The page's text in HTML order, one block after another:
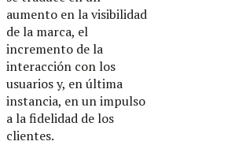
aumento en la visibilidad
de la marca, el
incremento de la
interacción con los
usuarios y, en última
instancia, en un impulso
a la fidelidad de los
clientes.